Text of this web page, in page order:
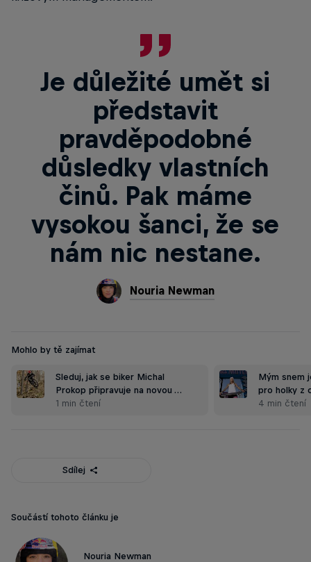
Je důležité umět si
představit
pravděpodobné
důsledky vlastních
činů. Pak máme
vysokou šanci, že se
nám nic nestane.
Nouria Newman
Mohlo by tě zajímat
Sleduj, jak se biker Michal
Prokop připravuje na novou …
1 min čtení
Mým snem
pro holky z
4 min čtení
Sdílej
Součástí tohoto článku je
Nouria Newman